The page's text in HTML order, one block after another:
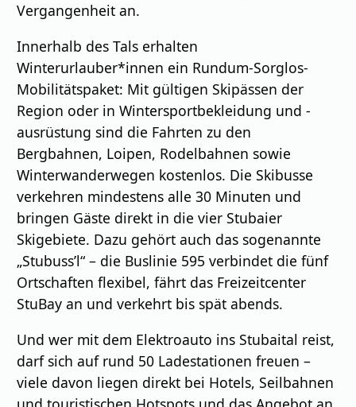
Vergangenheit an.
Innerhalb des Tals erhalten
Winterurlauber*innen ein Rundum-Sorglos-
Mobilitätspaket: Mit gültigen Skipässen der
Region oder in Wintersportbekleidung und -
ausrüstung sind die Fahrten zu den
Bergbahnen, Loipen, Rodelbahnen sowie
Winterwanderwegen kostenlos. Die Skibusse
verkehren mindestens alle 30 Minuten und
bringen Gäste direkt in die vier Stubaier
Skigebiete. Dazu gehört auch das sogenannte
„Stubuss’l“ – die Buslinie 595 verbindet die fünf
Ortschaften flexibel, fährt das Freizeitcenter
StuBay an und verkehrt bis spät abends.
Und wer mit dem Elektroauto ins Stubaital reist,
darf sich auf rund 50 Ladestationen freuen –
viele davon liegen direkt bei Hotels, Seilbahnen